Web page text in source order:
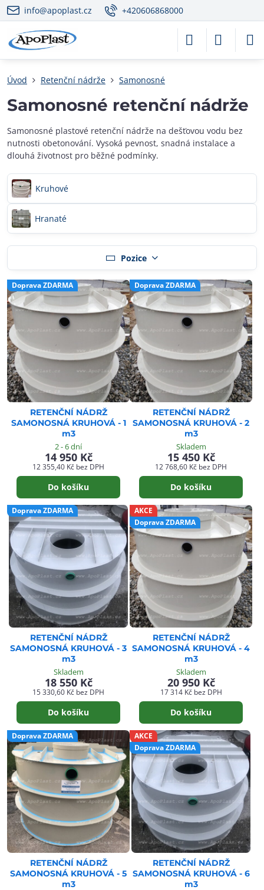
info@apoplast.cz +420606868000
Úvod Retenční nádrže Samonosné
Samonosné retenční nádrže
Samonosné plastové retenční nádrže na dešťovou vodu bez
nutnosti obetonování. Vysoká pevnost, snadná instalace a
dlouhá životnost pro běžné podmínky.
Kruhové
Hranaté
Pozice
Doprava ZDARMA
RETENČNÍ NÁDRŽ
SAMONOSNÁ KRUHOVÁ - 1
m3
2 - 6 dní
14 950 Kč
12 355,40 Kč bez DPH
Do košíku
Doprava ZDARMA
RETENČNÍ NÁDRŽ
SAMONOSNÁ KRUHOVÁ - 2
m3
Skladem
15 450 Kč
12 768,60 Kč bez DPH
Do košíku
Doprava ZDARMA
RETENČNÍ NÁDRŽ
SAMONOSNÁ KRUHOVÁ - 3
m3
Skladem
18 550 Kč
15 330,60 Kč bez DPH
Do košíku
AKCE
Doprava ZDARMA
RETENČNÍ NÁDRŽ
SAMONOSNÁ KRUHOVÁ - 4
m3
Skladem
20 950 Kč
17 314 Kč bez DPH
Do košíku
Doprava ZDARMA
RETENČNÍ NÁDRŽ
SAMONOSNÁ KRUHOVÁ - 5
m3
AKCE
Doprava ZDARMA
RETENČNÍ NÁDRŽ
SAMONOSNÁ KRUHOVÁ - 6
m3